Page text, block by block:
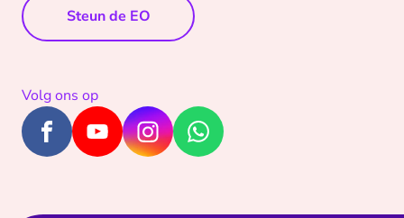
Steun de EO
Volg ons op